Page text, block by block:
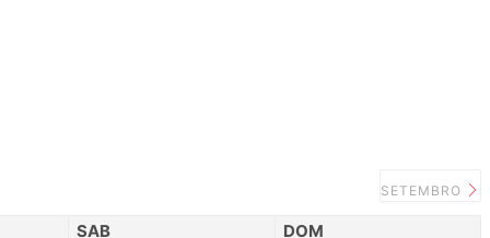
SETEMBRO
SAB DOM